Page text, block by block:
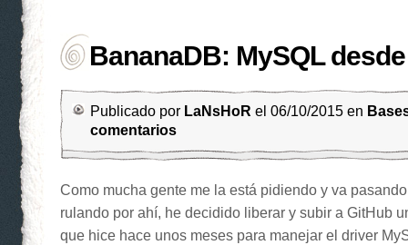
BananaDB: MySQL
Publicado por LaNsHoR el 06/10/2015 en
comentarios
Como mucha gente me la está pidiendo y va
rulando por ahí, he decidido liberar y subir a GitHub
que hice hace unos meses para manejar el driver